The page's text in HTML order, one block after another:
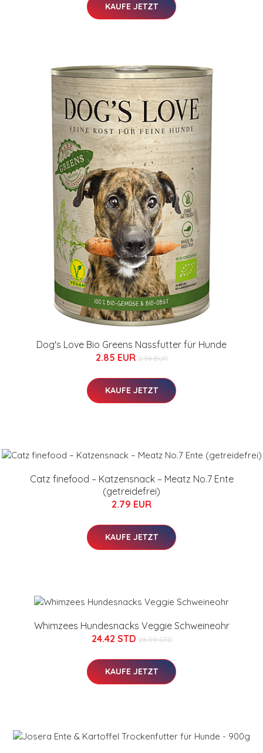
KAUFE JETZT
Dog's Love Bio Greens Nassfutter für Hunde
2.85 EUR 2.98 EUR
KAUFE JETZT
Catz finefood – Katzensnack – Meatz No.7 Ente
(getreidefrei)
2.79 EUR
KAUFE JETZT
Whimzees Hundesnacks Veggie Schweineohr
24.42 STD 26.99 STD
KAUFE JETZT